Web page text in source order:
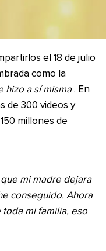
el 18 de julio
como la
hizo a sí misma . En
de 300 videos y
millones de
mi madre dejara
conseguido. Ahora
toda mi familia, eso